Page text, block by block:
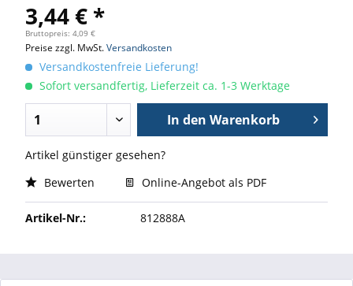
3,44 € *
Bruttopreis: 4,09 €
Preise zzgl. MwSt.Versandkosten
Versandkostenfreie Lieferung!
Sofort versandfertig, Lieferzeit ca. 1-3 Werktage
In den Warenkorb
Artikel günstiger gesehen?
Bewerten
Online-Angebot als PDF
Artikel-Nr.: 812888A